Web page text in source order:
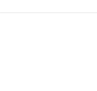
Provozovny: